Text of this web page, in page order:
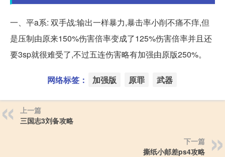
一、平a系: 双手战:输出一样暴力,暴击率小削不痛不痒,但
是压制由原来150%伤害倍率变成了125%伤害倍率并且还
要3sp就很难受了,不过五连伤害略有加强由原版250%。
网络标签： 加强版 原罪 武器
上一篇
三国志3刘备攻略
下一篇
撕纸小邮差ps4攻略